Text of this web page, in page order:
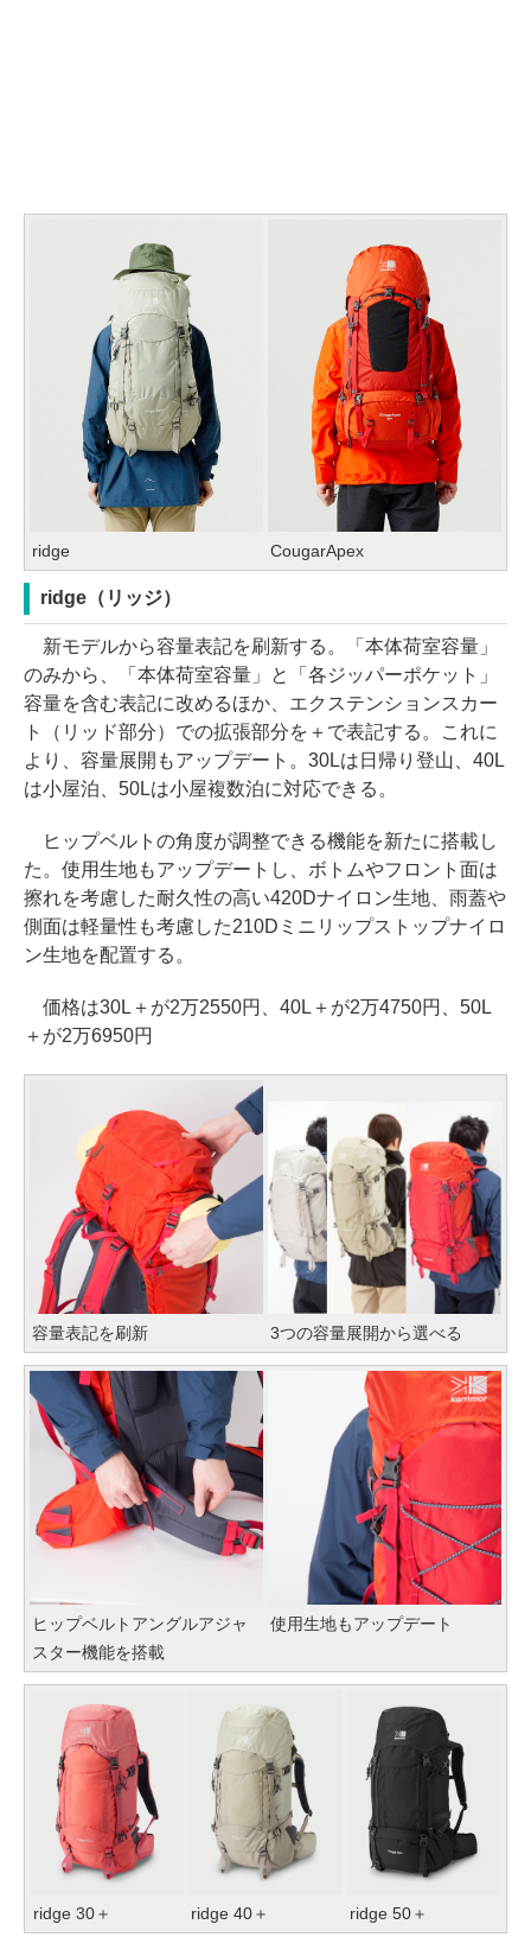
ridge CougarApex
ridge（リッジ）
新モデルから容量表記を刷新する。「本体荷室容量」
のみから、「本体荷室容量」と「各ジッパーポケット」
容量を含む表記に改めるほか、エクステンションスカー
ト（リッド部分）での拡張部分を＋で表記する。これに
より、容量展開もアップデート。30Lは日帰り登山、40L
は小屋泊、50Lは小屋複数泊に対応できる。
ヒップベルトの角度が調整できる機能を新たに搭載し
た。使用生地もアップデートし、ボトムやフロント面は
擦れを考慮した耐久性の高い420Dナイロン生地、雨蓋や
側面は軽量性も考慮した210Dミニリップストップナイロ
ン生地を配置する。
価格は30L＋が2万2550円、40L＋が2万4750円、50L
＋が2万6950円
容量表記を刷新 3つの容量展開から選べる
ヒップベルトアングルアジャ
スター機能を搭載
使用生地もアップデート
ridge 30＋ ridge 40＋ ridge 50＋